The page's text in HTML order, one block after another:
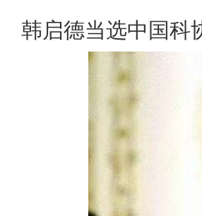
韩启德当选中国科